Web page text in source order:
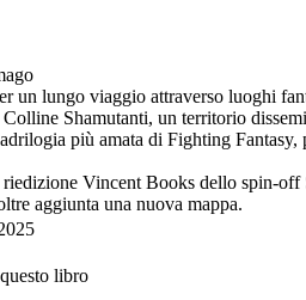
un lungo viaggio attraverso luoghi
Shamutanti, un territorio
più amata di Fighting
Vincent Books dello spin-off
aggiunta una nuova mappa.
libro